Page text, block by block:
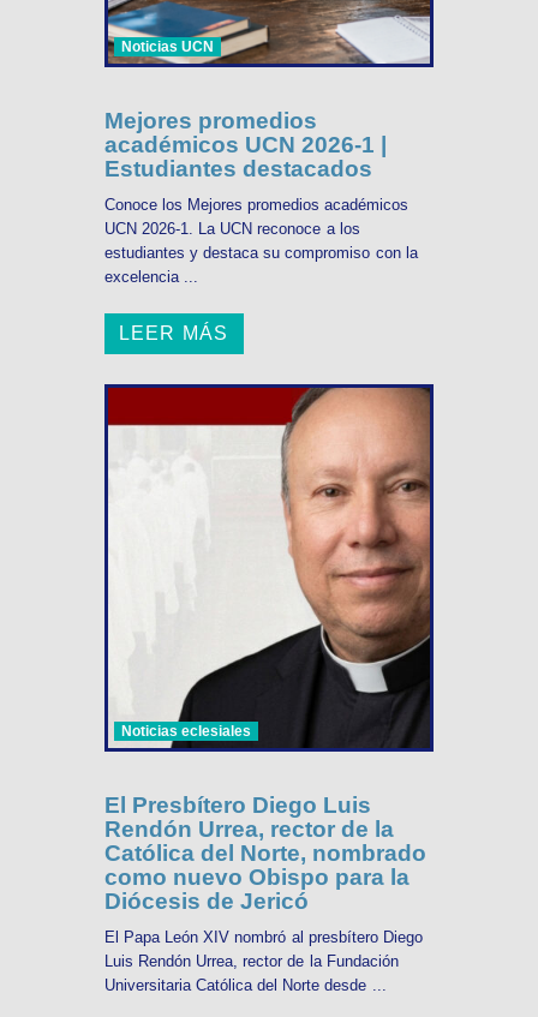
Noticias UCN
Mejores promedios
académicos UCN 2026-1 |
Estudiantes destacados
Conoce los Mejores promedios académicos
UCN 2026-1. La UCN reconoce a los
estudiantes y destaca su compromiso con la
excelencia ...
LEER MÁS
Noticias eclesiales
El Presbítero Diego Luis
Rendón Urrea, rector de la
Católica del Norte, nombrado
como nuevo Obispo para la
Diócesis de Jericó
El Papa León XIV nombró al presbítero Diego
Luis Rendón Urrea, rector de la Fundación
Universitaria Católica del Norte desde ...